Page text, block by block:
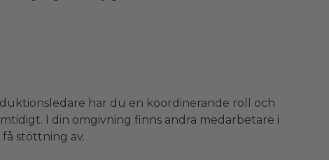
har du en koordinerande roll och
I din omgivning finns andra medarbetare i
stöttning av.